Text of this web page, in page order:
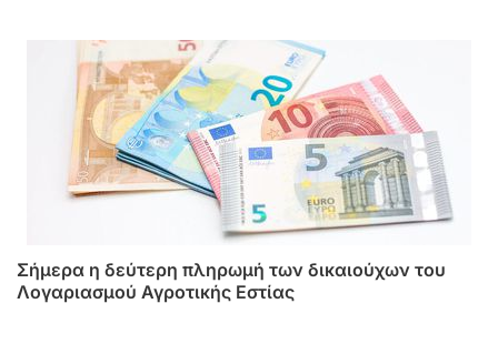
Σήμερα η δεύτερη πληρωμή των δικαιούχων του
Λογαριασμού Αγροτικής Εστίας